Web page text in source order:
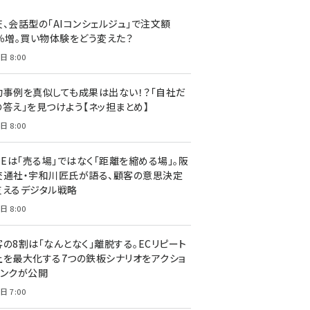
会話型の「AIコンシェルジュ」で注文額
増。買い物体験をどう変えた？
8:00
例を真似しても成果は出ない！？「自社だ
え」を見つけよう【ネッ担まとめ】
8:00
は「売る場」ではなく「距離を縮める場」。阪
社・宇和川匠氏が語る、顧客の意思決定
るデジタル戦略
8:00
8割は「なんとなく」離脱する。ECリピート
最大化する7つの鉄板シナリオをアクショ
クが公開
7:00